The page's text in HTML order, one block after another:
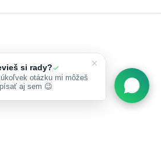
si rady?
otázku mi môžeš
aj sem 😉